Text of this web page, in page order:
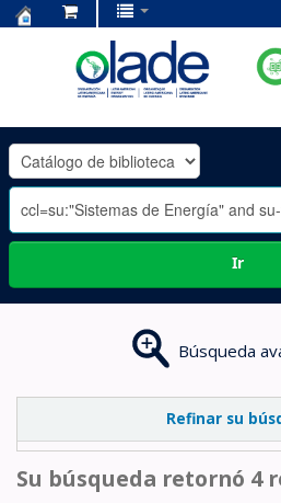
OLADE
-
Ir
Búsqueda
Refinar su
Su búsqueda retornó 4